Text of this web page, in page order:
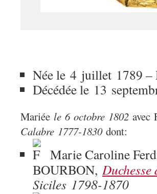
Née le 4 juillet 1789 –
Décédée le 13
Mariée le 6 octobre 1802 avec
Calabre 1777-1830dont:
Marie Caroline
BOURBON,
Siciles 1798-1870